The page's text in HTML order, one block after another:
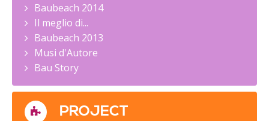
Baubeach 2014
Il meglio di...
Baubeach 2013
Musi d'Autore
Bau Story
PROJECT